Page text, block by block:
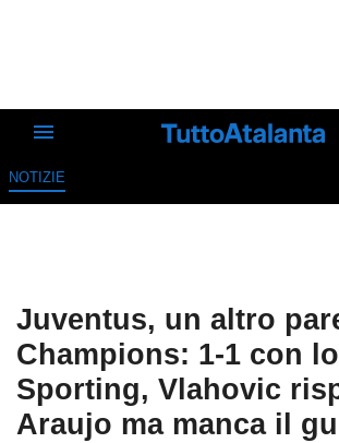
NOTIZIE
Juventus, un altro
Champions: 1-1 con lo
Sporting, Vlahovic
Araujo ma manca il